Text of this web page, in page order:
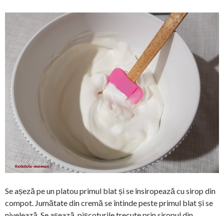
Se așeză pe un platou primul blat și se însiropează cu sirop din
compot. Jumătate din cremă se întinde peste primul blat și se